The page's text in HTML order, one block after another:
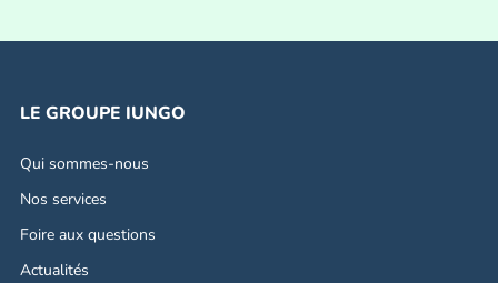
LE GROUPE IUNGO
Qui sommes-nous
Nos services
Foire aux questions
Actualités